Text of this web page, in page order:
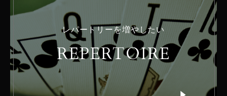
レパートリーを増やしたい
REPERTOIRE